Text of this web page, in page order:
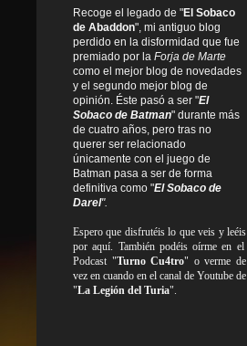
Recoge el legado de "El Sobaco
de Abaddon", mi antiguo blog
perdido en la disformidad que fue
premiado por la Forja de Marte
como el mejor blog de novedades
y el segundo mejor blog de
opinión. Éste pasó a ser "El
Sobaco de Batman" durante más
de cuatro años, pero tras no
querer ser relacionado
únicamente con el juego de
Batman pasa a ser de forma
definitiva como "El Sobaco de
Darel".
Espero que disfrutéis lo queveis yleéis
por aquí. También podéis oírme en el
Podcast "Turno Cu4tro" o verme de
vez en cuando en el canal de Youtube de
"La Legión del Turia".